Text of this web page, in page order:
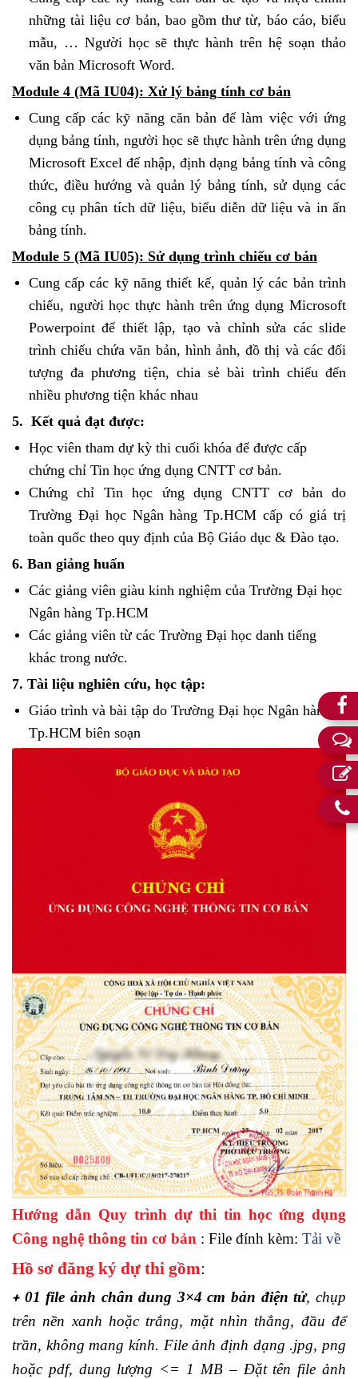
những tài liệu cơ bản, bao gồm thư từ, báo cáo, biểu
mẫu, … Người học sẽ thực hành trên hệ soạn thảo
văn bản Microsoft Word.
Module 4 (Mã IU04): Xử lý bảng tính cơ bản
Cung cấp các kỹ năng căn bản để làm việc với ứng
dụng bảng tính, người học sẽ thực hành trên ứng dụng
Microsoft Excel để nhập, định dạng bảng tính và công
thức, điều hướng và quản lý bảng tính, sử dụng các
công cụ phân tích dữ liệu, biểu diễn dữ liệu và in ấn
bảng tính.
Module 5 (Mã IU05): Sử dụng trình chiếu cơ bản
Cung cấp các kỹ năng thiết kế, quản lý các bản trình
chiếu, người học thực hành trên ứng dụng Microsoft
Powerpoint để thiết lập, tạo và chỉnh sửa các slide
trình chiếu chứa văn bản, hình ảnh, đồ thị và các đối
tượng đa phương tiện, chia sẻ bài trình chiếu đến
nhiều phương tiện khác nhau
5. Kết quả đạt được:
Học viên tham dự kỳ thi cuối khóa để được cấp
chứng chỉ Tin học ứng dụng CNTT cơ bản.
Chứng chỉ Tin học ứng dụng CNTT cơ bản do
Trường Đại học Ngân hàng Tp.HCM cấp có giá trị
toàn quốc theo quy định của Bộ Giáo dục & Đào tạo.
6. Ban giảng huấn
Các giảng viên giàu kinh nghiệm của Trường Đại học
Ngân hàng Tp.HCM
Các giảng viên từ các Trường Đại học danh tiếng
khác trong nước.
7. Tài liệu nghiên cứu, học tập:
Giáo trình và bài tập do Trường Đại học Ngân hàng
Tp.HCM biên soạn
Hướng dẫn Quy trình dự thi tin học ứng dụng
Công nghệ thông tin cơ bản : File đính kèm: Tải về
Hồ sơ đăng ký dự thi gồm:
+01 file ảnh chân dung 3×4 cm bản điện tử, chụp
trên nền xanh hoặc trắng, mặt nhìn thẳng, đầu để
trần, không mang kính. File ảnh định dạng .jpg, png
hoặc pdf, dung lượng <= 1 MB – Đặt tên file ảnh